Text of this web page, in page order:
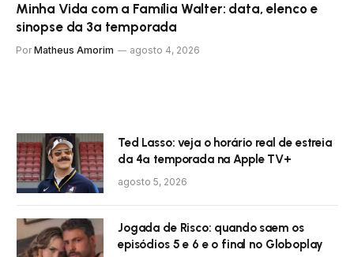
Minha Vida com a Família Walter: data, elenco e
sinopse da 3ª temporada
Por Matheus Amorim agosto 4, 2026
Ted Lasso: veja o horário real de estreia
da 4ª temporada na Apple TV+
agosto 5, 2026
Jogada de Risco: quando saem os
episódios 5 e 6 e o final no Globoplay